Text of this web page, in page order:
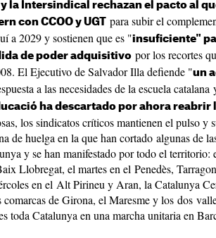
y la Intersindical rechazan el pacto al
con CCOO y UGT
para subir el
a 2029 y sostienen que es "insuficiente"
de poder adquisitivo por los recortes
El Ejecutivo de Salvador Illa defiende "un
a las necesidades de la escuela catalana
ha descartado por ahora reabrir
los sindicatos críticos mantienen el pulso y
de huelga en la que han cortado algunas de
y se han manifestado por todo el territorio:
Llobregat, el martes en el Penedès,
en el Alt Pirineu y Aran, la Catalunya
comarcas de Girona, el Maresme y los dos
toda Catalunya en una marcha unitaria en